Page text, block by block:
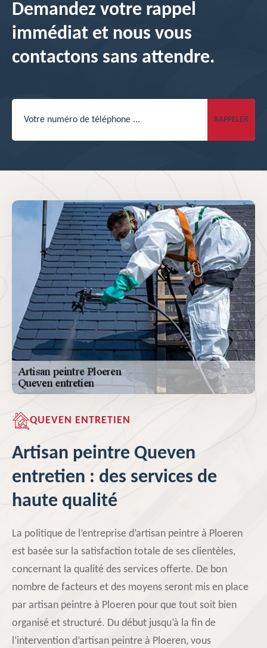
Demandez votre rappel
immédiat et nous vous
contactons sans attendre.
QUEVEN ENTRETIEN
Artisan peintre Queven
entretien : des services de
haute qualité
La politique de l’entreprise d’artisan peintre à Ploeren
est basée sur la satisfaction totale de ses clientèles,
concernant la qualité des services offerte. De bon
nombre de facteurs et des moyens seront mis en place
par artisan peintre à Ploeren pour que tout soit bien
organisé et structuré. Du début jusqu’à la fin de
l’intervention d’artisan peintre à Ploeren, vous